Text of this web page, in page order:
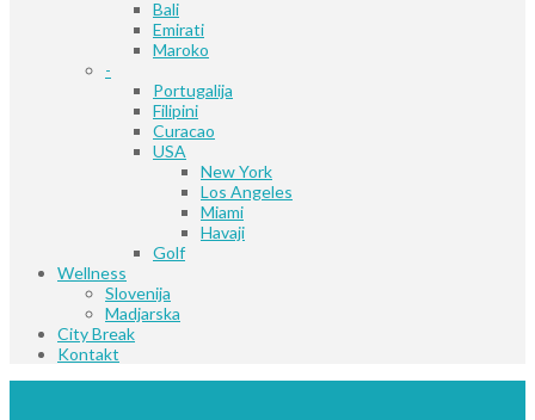
Bali
Emirati
Maroko
-
Portugalija
Filipini
Curacao
USA
New York
Los Angeles
Miami
Havaji
Golf
Wellness
Slovenija
Madjarska
City Break
Kontakt